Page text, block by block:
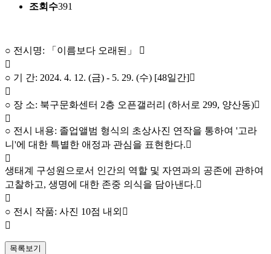
조회수391
○ 전시명: 「이름보다 오래된」 ￿
￿
○ 기 간: 2024. 4. 12. (금) - 5. 29. (수) [48일간]￿
￿
○ 장 소: 북구문화센터 2층 오픈갤러리 (하서로 299, 양산동)￿
￿
○ 전시 내용: 졸업앨범 형식의 초상사진 연작을 통하여 '고라
니'에 대한 특별한 애정과 관심을 표현한다.￿
￿
생태계 구성원으로서 인간의 역할 및 자연과의 공존에 관하여
고찰하고, 생명에 대한 존중 의식을 담아낸다.￿
￿
○ 전시 작품: 사진 10점 내외￿
￿
목록보기